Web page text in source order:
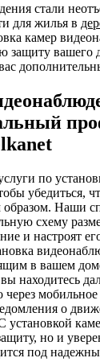
стали
для жилья в
камер
защиту вашего
по
убедиться,
образом. Наши
схему
и настроят
в вашем
находитесь
через
о
установкой
но и
под